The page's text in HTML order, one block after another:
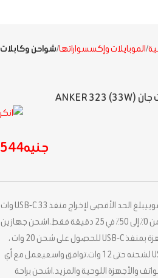
الموبايلات وإكسسواراتها شواحن وكابلات
جنيه544
فائق الصغر بمنفذينشحن USB-C قوييبلغ الحد الأقصى لإخراج منفذ USB-C 33 وات
– وهو ما يكفي لشحن iPhone 14 من 0٪ إلى 50٪ في 25 دقيقة فقط.اشحن جهازين
في وقت واحدقم بتوصيل أحد الأجهزة بمنفذ USB-C للحصول على شحن 20 وات ،
وقم بتوصيل جهاز آخر بمنفذ USB-A لشحنه حتى 12 وات.توافق واسعيعمل مع أي
والأجهزة اللوحية والمزيد.اشحن براحة